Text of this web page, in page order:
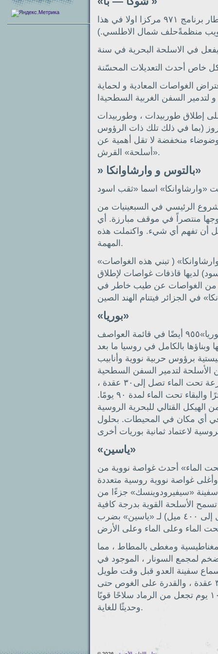
تخذ «شوكا — با» الغواصات الذرية في اطار برنامج ٩٧١ مركزا اولا في هذا
منظمةًحلف شمال الاطلسي.)
يفعل في الاسلحة البحرية في سنة
الغواصات المعادية و لحماية
على إطلاق طوربيدات ، وطوربيدات
(بما في ذلك تلك ذات الرؤوس
وضوضاء منخفضة لا تقل أهمية عن
«أسلحة» القرش.
» بالتوس و وارشاوانكا»
«وارشاوانكا» اسما «ثقب اسود
الرئيسي في السبعينيات من
منتصراً في موقف مبارزة. أي
أن تفهم أي شيء. واكتملت هذه
المهمة.
«بالتوس» مسلحة بستة انبوبا الطوربيدين و»وارشاوانكا» ( تبني هذه الغواصات
لديها قاذفات غواصات لإطلاق
من الغواصات عن طيب خاطر في
«بوريا»
تم إدراج مشروع الغواصة الإستراتيجية «بوريا»٩٥٥ أيضًا في قائمة العواصف
بالكامل في روسيا ما بعد
برؤوس حربية نووية وأنابيب
الأسلحة لتدمير السفن السطحية
والغواصات. يوفر المفاعل النووي للغواصة سرعة تحت الماء تصل إلى٣٠ عقدة ،
وهي قادرة على الغوص حتى عمق ٤٨٠ مترًا والبقاء تحت الماء لمدة ٩٠ يومًا.
الهيكل القتالي للبحرية الروسية
في أي مكان في المحيطات. بحلول
«ياسين»
الماء» أحدث غواصة نووية من
وأغلى غواصة نووية روسية متعددة
«سيفيرودوينسك» جزءًا من
الشمالي في عام ٢٠١٤ . تسمح الأسلحة القوية بدرجة كافية
(طوربيدات التوجيه وصواريخ كروز بمدى يصل إلى ٤٠٠ ميل) لـ «ياسين» بضرب
ومغطى بالمطاط ، مما
لمجمع السونار ، الموجود في
سفينة العدو قبل وقت طويل
من اكتشافها. سرعة تحت الماء تصل إلى ٣٥ عقدة ، والقدرة على الغوص حتى
٦٠٠ متر والبقاء تحت الماء لمدة تصل إلى ١٠٠ يوم تجعل من الرماد سلاحًا قويًا
وحديثًا للغاية.